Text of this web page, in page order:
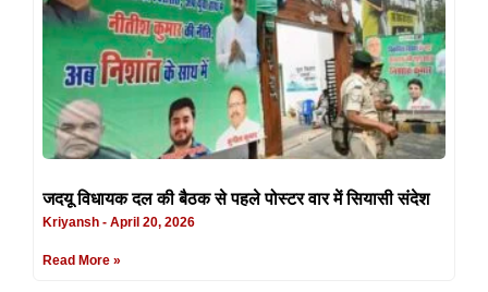
जदयू विधायक दल की बैठक से पहले पोस्टर वार में सियासी संदेश
Kriyansh April 20, 2026
Read More »